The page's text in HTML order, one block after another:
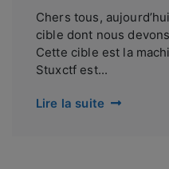
Chers tous,
cible dont nous
Cette cible est la
Stuxctf est...
Lire la suite